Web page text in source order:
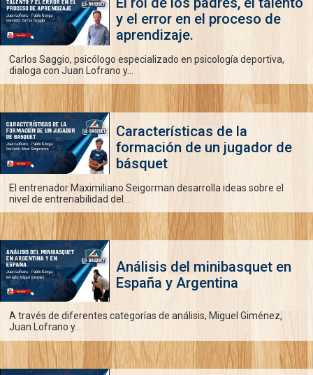
y el error en el proceso de
aprendizaje.
Carlos Saggio, psicólogo especializado en psicología deportiva,
dialoga con Juan Lofrano y...
Características de la
formación de un jugador de
básquet
El entrenador Maximiliano Seigorman desarrolla ideas sobre el
nivel de entrenabilidad del...
Análisis del minibasquet en
España y Argentina
A través de diferentes categorías de análisis, Miguel Giménez,
Juan Lofrano y...